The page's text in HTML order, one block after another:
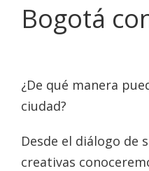
Bogotá
¿De qué manera
ciudad?
Desde el diálogo de
creativas